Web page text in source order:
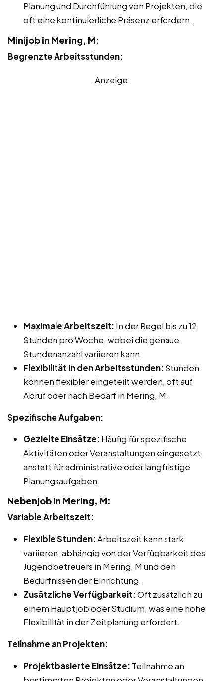
Planung und Durchführung von Projekten, die
oft eine kontinuierliche Präsenz erfordern.
Minijob in Mering, M:
Begrenzte Arbeitsstunden:
Anzeige
Maximale Arbeitszeit: In der Regel bis zu 12
Stunden pro Woche, wobei die genaue
Stundenanzahl variieren kann.
Flexibilität in den Arbeitsstunden: Stunden
können flexibler eingeteilt werden, oft auf
Abruf oder nach Bedarf in Mering, M.
Spezifische Aufgaben:
Gezielte Einsätze: Häufig für spezifische
Aktivitäten oder Veranstaltungen eingesetzt,
anstatt für administrative oder langfristige
Planungsaufgaben.
Nebenjob in Mering, M:
Variable Arbeitszeit:
Flexible Stunden:Arbeitszeit kann stark
variieren, abhängig von der Verfügbarkeit des
Jugendbetreuers in Mering, M und den
Bedürfnissen der Einrichtung.
Zusätzliche Verfügbarkeit:Oft zusätzlich zu
einem Hauptjob oder Studium, was eine hohe
Flexibilität in der Zeitplanung erfordert.
Teilnahme an Projekten:
Projektbasierte Einsätze: Teilnahme an